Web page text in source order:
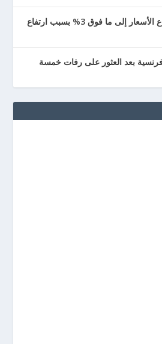
عاد معدل التضخم وارتفاع الأسعار إلى ما فوق 3% بسبب ارتفاع
بعد العثور على رفات خمسة